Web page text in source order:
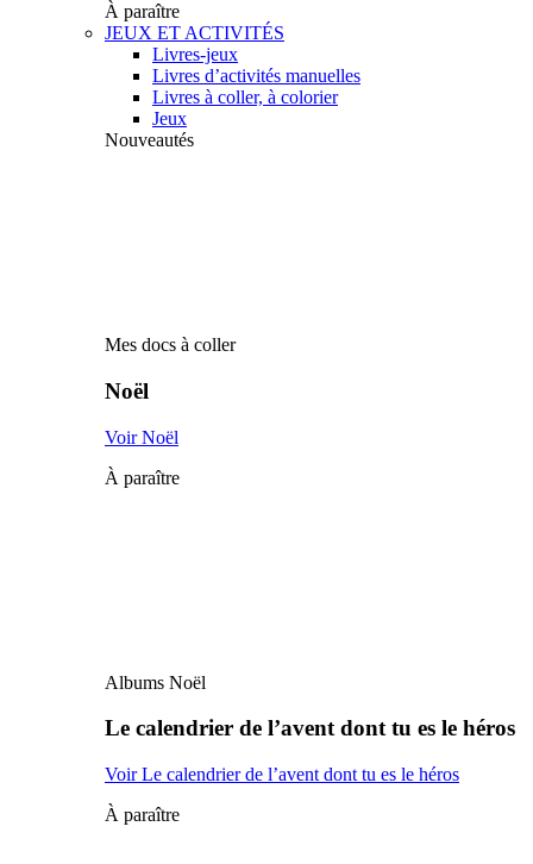
À paraître
JEUX ET ACTIVITÉS
Livres-jeux
Livres d’activités manuelles
Livres à coller, à colorier
Jeux
Nouveautés
Mes docs à coller
Noël
Voir Noël
À paraître
Albums Noël
Le calendrier de l’avent dont tu es le héros
Voir Le calendrier de l’avent dont tu es le héros
À paraître